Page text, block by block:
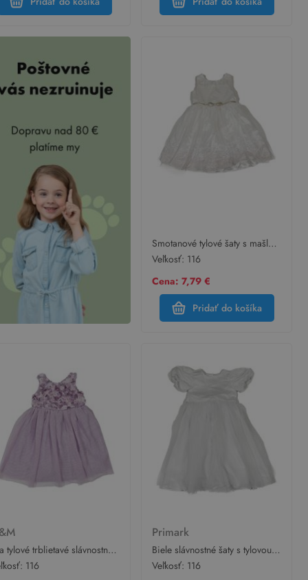
Smotanové tylové šaty s mašlou
a trblietkami Jona Michelle
Veľkosť: 116
Cena: 7,79 €
Pridať do košíka
tylové trblietavé slávnostné
s volánikmi H&M
116
Primark
Biele slávnostné šaty s tylovou
sukní Primark
Veľkosť: 116